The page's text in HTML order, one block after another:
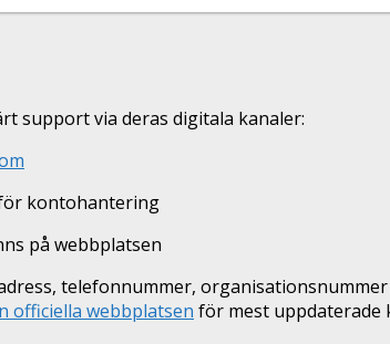
support via deras digitala kanaler:
kontohantering
på webbplatsen
telefonnummer,
officiella webbplatsen för mest